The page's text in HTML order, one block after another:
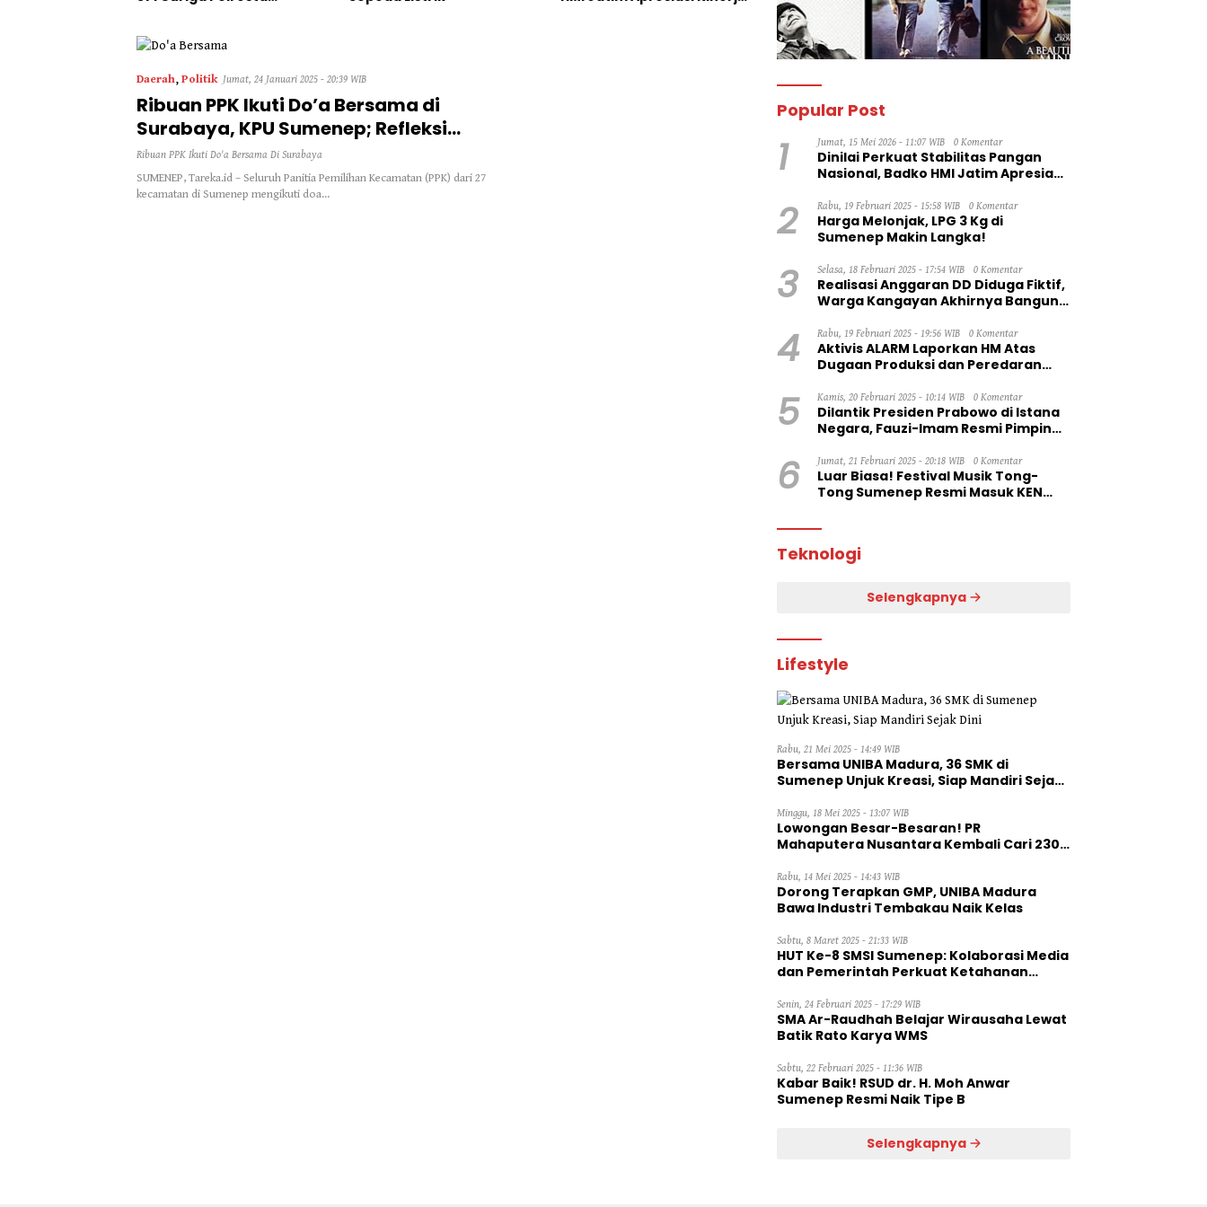
Hilang
Anak Yatim
Daerah, Politik Jumat, 24 Januari 2025 - 20:39 WIB
Ribuan PPK Ikuti Do’a Bersama di
Surabaya, KPU Sumenep; Refleksi
Pilkada Serentak 2024
Ribuan PPK Ikuti Do'a Bersama Di Surabaya
SUMENEP, Tareka.id – Seluruh Panitia Pemilihan Kecamatan (PPK) dari 27
kecamatan di Sumenep mengikuti doa…
Popular Post
1 Jumat, 15 Mei 2026 - 11:07 WIB 0 Komentar
Dinilai Perkuat Stabilitas Pangan
Nasional, Badko HMI Jatim Apresiasi
2 Rabu, 19 Februari 2025 - 15:58 WIB 0 Komentar
Harga Melonjak, LPG 3 Kg di
Sumenep Makin Langka!
3 Selasa, 18 Februari 2025 - 17:54 WIB 0 Komentar
Realisasi Anggaran DD Diduga Fiktif,
Warga Kangayan Akhirnya Bangun
4 Rabu, 19 Februari 2025 - 19:56 WIB 0 Komentar
Aktivis ALARM Laporkan HM Atas
Dugaan Produksi dan Peredaran
5 Kamis, 20 Februari 2025 - 10:14 WIB 0 Komentar
Dilantik Presiden Prabowo di Istana
Negara, Fauzi-Imam Resmi Pimpin
6 Jumat, 21 Februari 2025 - 20:18 WIB 0 Komentar
Luar Biasa! Festival Musik Tong-
Tong Sumenep Resmi Masuk KEN
Teknologi
Selengkapnya
Lifestyle
Rabu, 21 Mei 2025 - 14:49 WIB
Bersama UNIBA Madura, 36 SMK di
Sumenep Unjuk Kreasi, Siap Mandiri Sejak
Minggu, 18 Mei 2025 - 13:07 WIB
Lowongan Besar-Besaran! PR
Mahaputera Nusantara Kembali Cari 230
Rabu, 14 Mei 2025 - 14:43 WIB
Dorong Terapkan GMP, UNIBA Madura
Bawa Industri Tembakau Naik Kelas
Sabtu, 8 Maret 2025 - 21:33 WIB
HUT Ke-8 SMSI Sumenep: Kolaborasi Media
dan Pemerintah Perkuat Ketahanan
Senin, 24 Februari 2025 - 17:29 WIB
SMA Ar-Raudhah Belajar Wirausaha Lewat
Batik Rato Karya WMS
Sabtu, 22 Februari 2025 - 11:36 WIB
Kabar Baik! RSUD dr. H. Moh Anwar
Sumenep Resmi Naik Tipe B
Selengkapnya